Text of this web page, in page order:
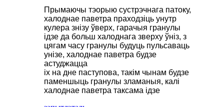
Прымаючы тэорыю сустрэчнага патоку,
халоднае паветра праходзіць унутр
кулера знізу ўверх, гарачыя гранулы
ідзе да больш халоднага зверху ўніз, з
цягам часу гранулы будуць пульсаваць
унізе, халоднае паветра будзе
астуджацца
іх на дне паступова, такім чынам будзе
паменшыць гранулы зламаныя, калі
халоднае паветра таксама ідзе